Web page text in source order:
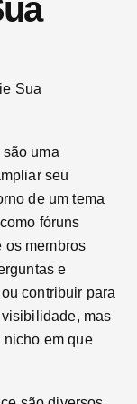
uma
seu
de um tema
fóruns
os membros
e
contribuir para
mas
nicho em que